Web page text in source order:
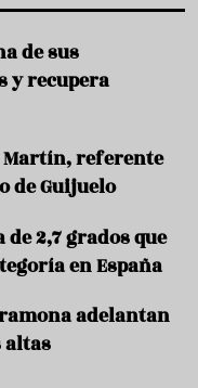
de sus
y recupera
Martín, referente
de Guijuelo
de 2,7 grados que
en España
adelantan
altas